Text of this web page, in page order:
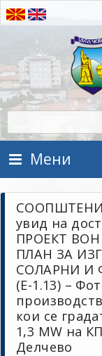
Прескокнете на
Општина Делчево
Општина Делчево
Мени
увид на
ПРОЕКТ
ПЛАН ЗА
СОЛАРНИ И
(Е-1.13) –
кои се
1,3 MW на
Делчево